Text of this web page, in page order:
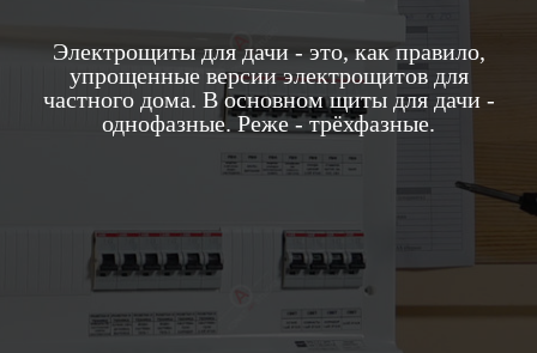
Электрощиты для дачи - это, как правило,
упрощенные версии электрощитов для
частного дома. В основном щиты для дачи -
однофазные. Реже - трёхфазные.